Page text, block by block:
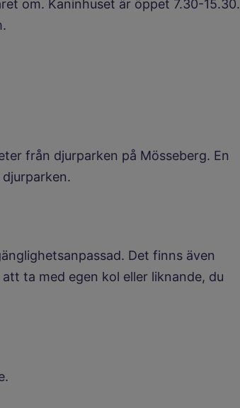
om. Kaninhuset är öppet 7.30-15.30.
från djurparken på Mösseberg. En
Det finns även
ta med egen kol eller liknande, du